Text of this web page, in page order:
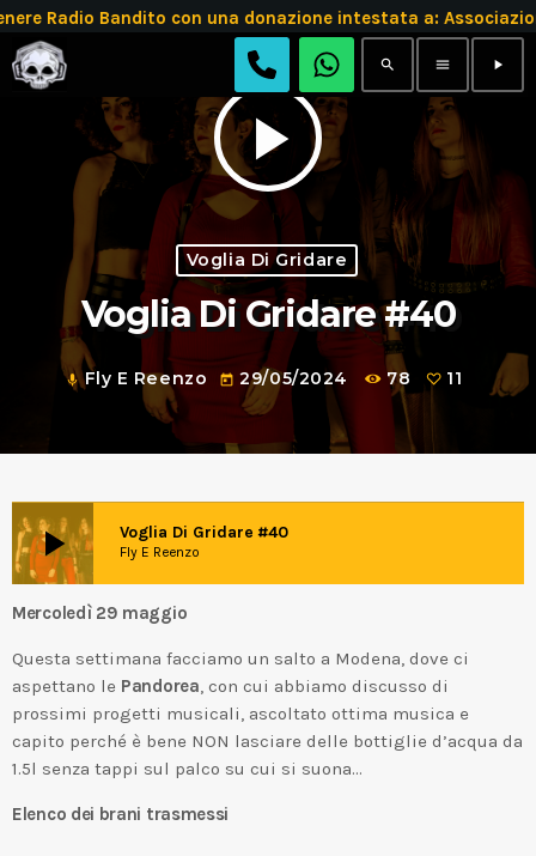
Bandito con una donazione intestata a:
search menu play_arrow
play_arrow
Voglia Di Gridare
Voglia Di Gridare #40
mic Fly E Reenzo today 29/05/2024 78 11
play_arrow Voglia Di Gridare #40
Fly E Reenzo
Mercoledì 29 maggio
Questa settimana facciamo un salto a Modena, dove ci
aspettano le Pandorea, con cui abbiamo discusso di
prossimi progetti musicali, ascoltato ottima musica e
capito perché è bene NON lasciare delle bottiglie d’acqua da
1.5l senza tappi sul palco su cui si suona…
Elenco dei brani trasmessi